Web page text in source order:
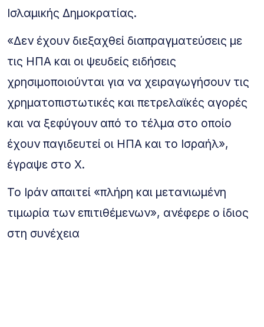
Ισλαμικής Δημοκρατίας.
«Δεν έχουν διεξαχθεί διαπραγματεύσεις με
τις ΗΠΑ και οι ψευδείς ειδήσεις
χρησιμοποιούνται για να χειραγωγήσουν τις
χρηματοπιστωτικές και πετρελαϊκές αγορές
και να ξεφύγουν από το τέλμα στο οποίο
έχουν παγιδευτεί οι ΗΠΑ και το Ισραήλ»,
έγραψε στο X.
Το Ιράν απαιτεί «πλήρη και μετανιωμένη
τιμωρία των επιτιθέμενων», ανέφερε ο ίδιος
στη συνέχεια